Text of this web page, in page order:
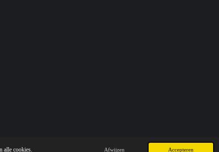
alle cookies. Afwijzen Accepteren